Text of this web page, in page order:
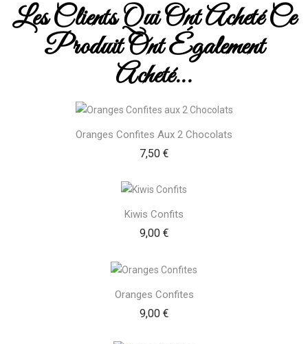
Les Clients Qui Ont Acheté Ce
Produit Ont Également
Acheté...
Oranges Confites Aux 2 Chocolats
7,50 €Prix
Kiwis Confits
9,00 €Prix
Oranges Confites
9,00 €Prix